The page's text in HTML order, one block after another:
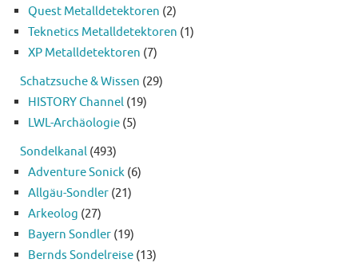
Quest Metalldetektoren (2)
Teknetics Metalldetektoren (1)
XP Metalldetektoren (7)
Schatzsuche & Wissen (29)
HISTORY Channel (19)
LWL-Archäologie (5)
Sondelkanal (493)
Adventure Sonick (6)
Allgäu-Sondler (21)
Arkeolog (27)
Bayern Sondler (19)
Bernds Sondelreise (13)